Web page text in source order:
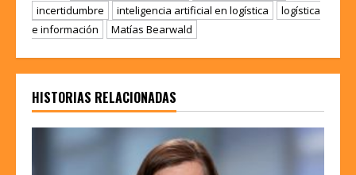
incertidumbre
inteligencia artificial en logística
logística
e información
Matías Bearwald
HISTORIAS RELACIONADAS